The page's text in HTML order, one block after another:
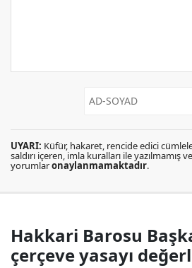
UYARI: Küfür, hakaret, rencide edici
saldırı içeren, imla kuralları ile yazılmamış
yorumlaronaylanmamaktadır.
Hakkari Barosu
çerçeve yasayı